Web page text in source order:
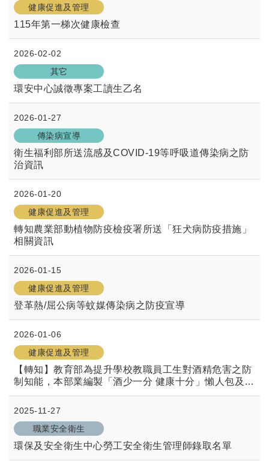
健康促進及管理
115年第一梯次健康檢查
2026-02-02
其它
環安中心誠徵專案工讀生乙名
2026-01-27
傳染病宣導
衛生福利部所送流感及COVID-19等呼吸道傳染病之防
治資訊
2026-01-20
健康促進及管理
轉知農業部動植物防疫檢疫署所送「狂犬病防疫措施」
相關資訊
2026-01-15
健康促進及管理
登革熱/屈公病等蚊媒傳染病之防疫宣導
2026-01-06
健康促進及管理
【轉知】教育部為提升學校教職員工生對酒精危害之防
制知能，本部業編製「酒少一分 健康十分」懶人包及醫
師圖解，請善加宣導及運用。
2025-11-27
職業安全衛生
環保及安全衛生中心勞工安全衛生管理師錄取名單